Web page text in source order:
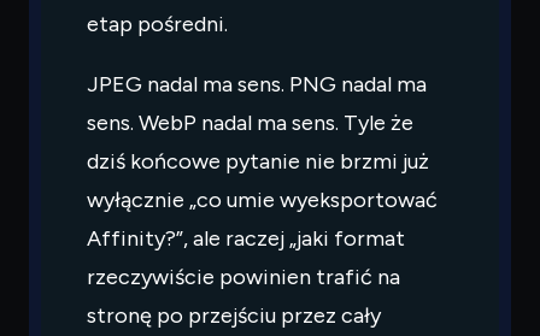
etap pośredni.
JPEG nadal ma sens. PNG nadal ma
sens. WebP nadal ma sens. Tyle że
dziś końcowe pytanie nie brzmi już
wyłącznie „co umie wyeksportować
Affinity?”, ale raczej „jaki format
rzeczywiście powinien trafić na
stronę po przejściu przez cały